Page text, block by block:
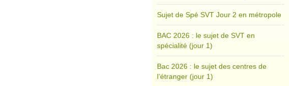
Sujet de Spé SVT Jour 2 en métropole
BAC 2026 : le sujet de SVT en
spécialité (jour 1)
Bac 2026 : le sujet des centres de
l’étranger (jour 1)